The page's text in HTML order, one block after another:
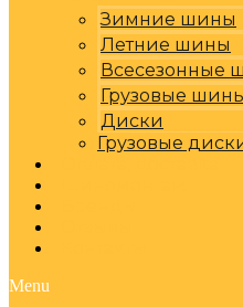
Зимние шины
Летние шины
Всесезонные
Грузовые
Диски
Грузовые
Menu